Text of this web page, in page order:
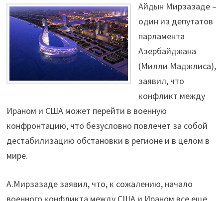
Айдын Мирзазаде –
один из депутатов
парламента
Азербайджана
(Милли Маджлиса),
заявил, что
конфликт между
Ираном и США может перейти в военную
конфронтацию, что безусловно повлечет за собой
дестабилизацию обстановки в регионе и в целом в
мире.
А.Мирзазаде заявил, что, к сожалению, начало